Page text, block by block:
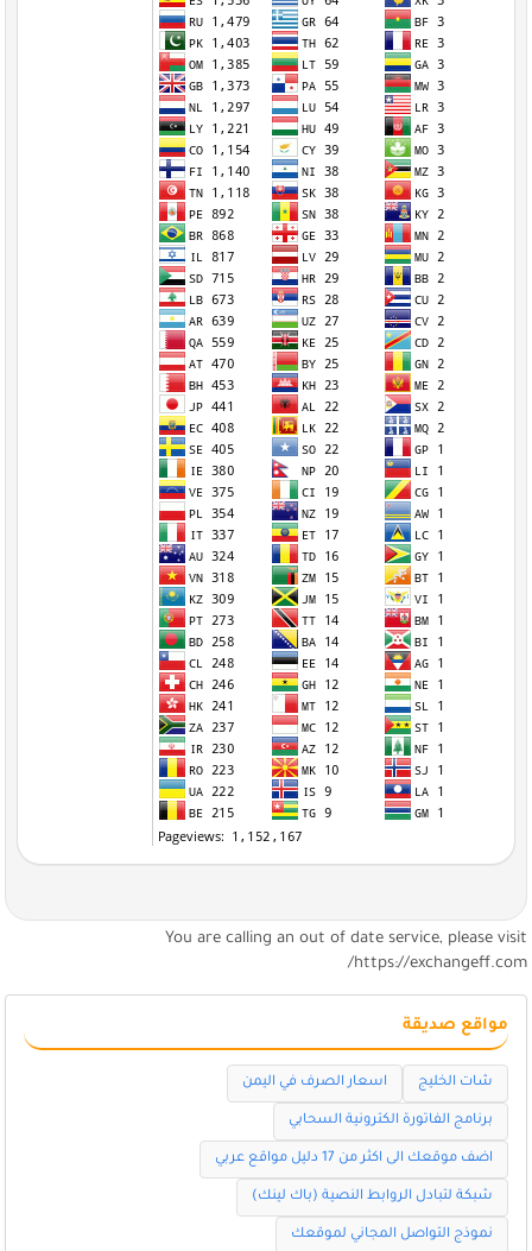
You are calling an out of date service, please visit
https://exchangeff.com/
مواقع صديقة
شات الخليج اسعار الصرف في اليمن
برنامج الفاتورة الكترونية السحابي
اضف موقعك الى اكثر من 17 دليل مواقع عربي
شبكة لتبادل الروابط النصية (باك لينك)
نموذج التواصل المجاني لموقعك